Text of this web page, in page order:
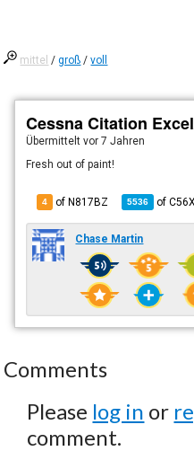
mittel /groß /voll
Cessna Citation
Übermitteltvor 7 Jahren
Fresh out of paint!
4 of N817BZ 5536 ofC56X
Chase Martin
Comments
Please log in or
comment.